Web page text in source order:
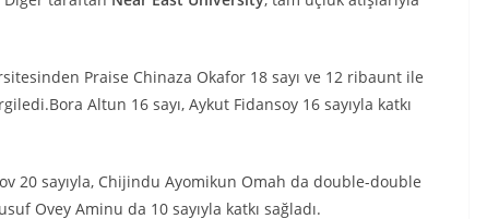
Praise Chinaza Okafor 18 sayı ve 12 ribaunt ile
Altun 16 sayı, Aykut Fidansoy 16 sayıyla katkı
20 sayıyla, Chijindu Ayomikun Omah da double-double
Ovey Aminu da 10 sayıyla katkı sağladı.